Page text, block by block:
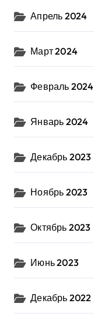
Апрель 2024
Март 2024
Февраль 2024
Январь 2024
Декабрь 2023
Ноябрь 2023
Октябрь 2023
Июнь 2023
Декабрь 2022